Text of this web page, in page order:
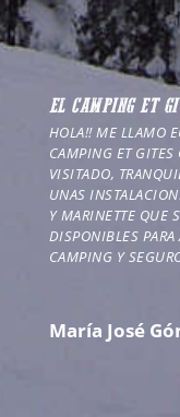
EL CAMPING ET
HOLA!! ME LLAMO
CAMPING ET
VISITADO,
UNAS
Y MARINETTE QUE
DISPONIBLES
CAMPING Y
María José